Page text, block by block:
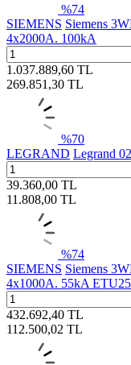
%74
SIEMENS Siemens
4x2000A. 100kA
1.037.889,60 TL
269.851,30 TL
%70
LEGRAND Legrand
39.360,00 TL
11.808,00 TL
%74
SIEMENS Siemens
4x1000A. 55kA
432.692,40 TL
112.500,02 TL